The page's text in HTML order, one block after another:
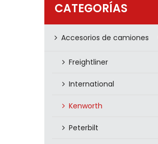
CATEGORÍAS
Accesorios de camiones
Freightliner
International
Kenworth
Peterbilt